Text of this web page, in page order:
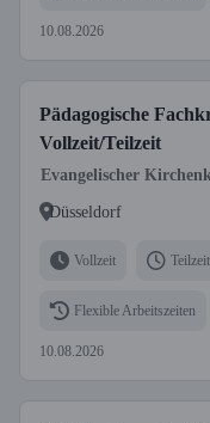
10.08.2026
Pädagogische
Vollzeit/Teilzeit
Evangelischer
Düsseldorf
Vollzeit Teilzeit
Flexible Arbeitszeiten
10.08.2026